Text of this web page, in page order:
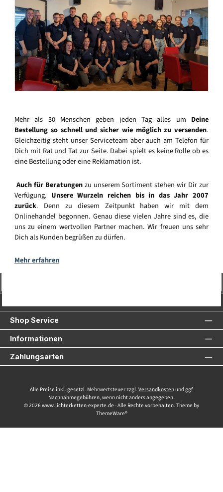
Mehr als 30 Menschen geben jeden Tag alles um Deine
Bestellung so schnell und sicher wie möglich zu versenden.
Gleichzeitig steht unser Serviceteam aber auch am Telefon für
Dich mit Rat und Tat zur Seite. Dabei spielt es keine Rolle ob es
eine Bestellung oder eine Reklamation ist.
Auch für Beratungenzu unserem Sortiment stehen wir Dir zur
Verfügung. Unsere Wurzeln reichen bis in das Jahr 2007
zurück. Denn zu diesem Zeitpunkt haben wir mit dem
Onlinehandel begonnen. Genau diese vielen Jahre sind es, die
uns zu einem wertvollen Partner machen. Wir freuen uns sehr
Dich als Kunden begrüßen zu dürfen.
Mehr erfahren
Shop Service
Informationen
Zahlungsarten
Alle Preise inkl. gesetzl. Mehrwertsteuer zzgl. Versandkostenund ggf.
Nachnahmegebühren, wenn nicht anders angegeben.
© 2026 www.lichterketten-experte.de - Alle Rechte vorbehalten. Theme by
ThemeWare®